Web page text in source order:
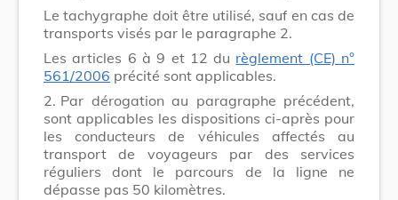
Le tachygraphe doit être utilisé, sauf en cas de
transports visés par le paragraphe 2.
Les articles 6 à 9 et 12 du règlement (CE) n°
561/2006 précité sont applicables.
2. Par dérogation au paragraphe précédent,
sont applicables les dispositions ci-après pour
les conducteurs de véhicules affectés au
transport de voyageurs par des services
réguliers dont le parcours de la ligne ne
dépasse pas 50 kilomètres.